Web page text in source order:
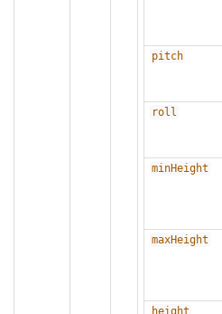
pitch
roll
minHeight
maxHeight
height